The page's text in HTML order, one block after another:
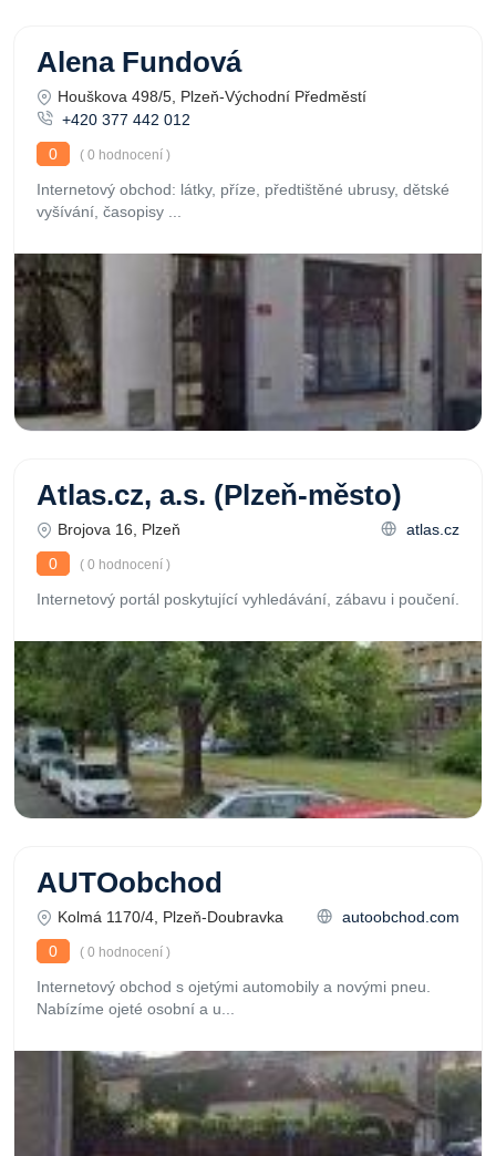
Alena Fundová
Houškova 498/5, Plzeň-Východní Předměstí
+420 377 442 012
0
( 0 hodnocení )
Internetový obchod: látky, příze, předtištěné ubrusy, dětské
vyšívání, časopisy ...
Atlas.cz, a.s. (Plzeň-město)
Brojova 16, Plzeň
atlas.cz
0
( 0 hodnocení )
Internetový portál poskytující vyhledávání, zábavu i poučení.
AUTOobchod
Kolmá 1170/4, Plzeň-Doubravka
autoobchod.com
0
( 0 hodnocení )
Internetový obchod s ojetými automobily a novými pneu.
Nabízíme ojeté osobní a u...